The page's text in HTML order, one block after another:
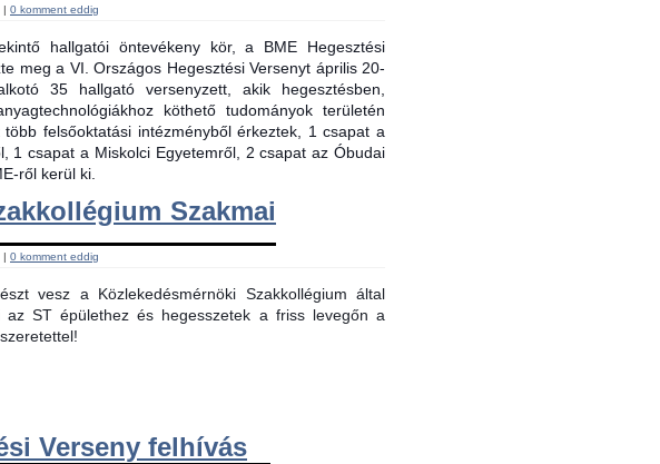
| 0 komment eddig
hallgatói öntevékeny kör, a BME Hegesztési
meg a VI. Országos Hegesztési Versenyt április 20-
35 hallgató versenyzett, akik hegesztésben,
köthető tudományok területén
felsőoktatási intézményből érkeztek, 1 csapat a
1 csapat a Miskolci Egyetemről, 2 csapat az Óbudai
ről kerül ki.
Szakmai
| 0 komment eddig
vesz a Közlekedésmérnöki Szakkollégium által
az ST épülethez és hegesszetek a friss levegőn a
Verseny felhívás